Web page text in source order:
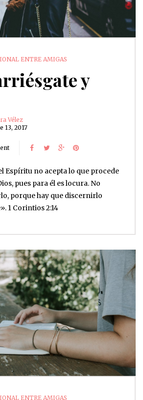
ENTRE AMIGAS
y
Vélez
13, 2017
Espíritu no acepta lo que procede
pues para él es locura. No
porque hay que discernirlo
1 Corintios 2:14
ENTRE AMIGAS